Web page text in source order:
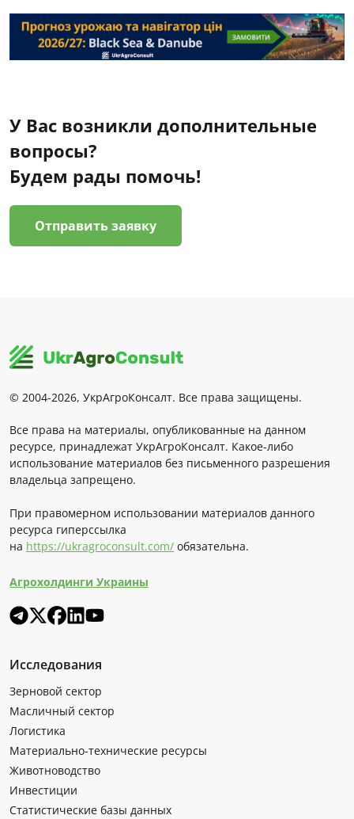
У Вас возникли дополнительные
вопросы?
Будем рады помочь!
Отправить заявку
© 2004-2026, УкрАгроКонсалт. Все права защищены.
Все права на материалы, опубликованные на данном
ресурсе, принадлежат УкрАгроКонсалт. Какое-либо
использование материалов без письменного разрешения
владельца запрещено.
При правомерном использовании материалов данного
ресурса гиперссылка
на https://ukragroconsult.com/ обязательна.
Агрохолдинги Украины
Исследования
Зерновой сектор
Масличный сектор
Логистика
Материально-технические ресурсы
Животноводство
Инвестиции
Статистические базы данных